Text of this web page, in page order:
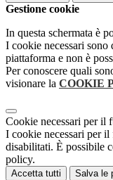
Gestione cookie
In questa schermata è
I cookie necessari
piattaforma e non è
Per conoscere quali
visionare la COOKIE
Cookie necessari per il
I cookie necessari per il
disabilitati. È possibile
policy.
Accetta tutti Salva le